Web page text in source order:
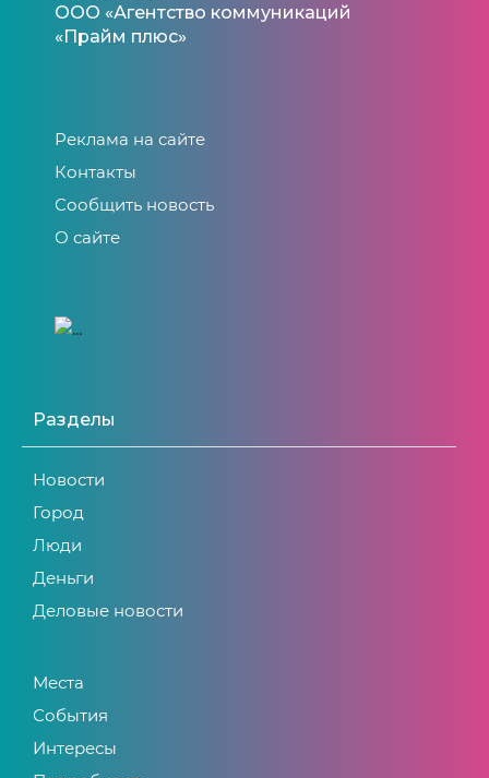
ООО «Агентство коммуникаций
«Прайм плюс»
Реклама на сайте
Контакты
Сообщить новость
О сайте
Разделы
Новости
Город
Люди
Деньги
Деловые новости
Места
События
Интересы